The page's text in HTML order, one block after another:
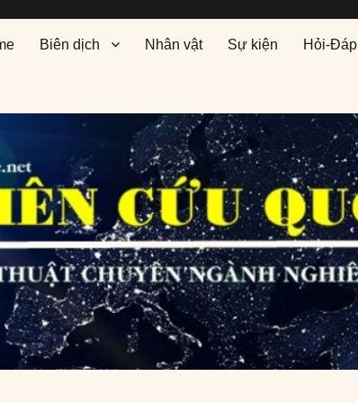
Biên dịch Nhân vật Sự kiện Hỏi-Đáp